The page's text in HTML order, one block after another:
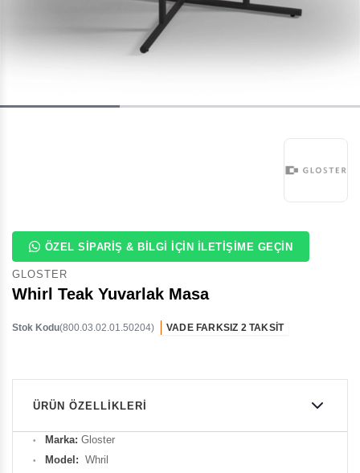
ÖZEL SIPARIŞ & BILGI İÇIN İLETIŞIME GEÇIN
GLOSTER
Whirl Teak Yuvarlak Masa
(800.03.02.01.50204)
Stok Kodu VADE FARKSIZ 2 TAKSİT
ÜRÜN ÖZELLIKLERI
Marka: Gloster
Model: Whril